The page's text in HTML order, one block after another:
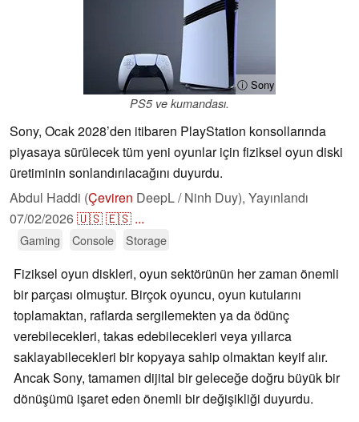
ⓘ Sony
PS5 ve kumandası.
Sony, Ocak 2028’den itibaren PlayStation konsollarında
piyasaya sürülecek tüm yeni oyunlar için fiziksel oyun diski
üretiminin sonlandırılacağını duyurdu.
Abdul Haddi (Çeviren DeepL / Ninh Duy), Yayınlandı
07/02/2026🇺🇸🇪🇸 ...
Gaming Console Storage
Fiziksel oyun diskleri, oyun sektörünün her zaman önemli
bir parçası olmuştur. Birçok oyuncu, oyun kutularını
toplamaktan, raflarda sergilemekten ya da ödünç
verebilecekleri, takas edebilecekleri veya yıllarca
saklayabilecekleri bir kopyaya sahip olmaktan keyif alır.
Ancak Sony, tamamen dijital bir geleceğe doğru büyük bir
dönüşümü işaret eden önemli bir değişikliği duyurdu.